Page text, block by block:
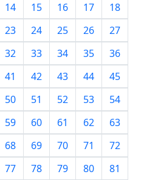
14 15 16 17
18
23 24 25 26
27
32 33 34 35
36
41 42 43 44
45
50 51 52 53
54
59 60 61 62
63
68 69 70 71
72
77 78 79 80
81